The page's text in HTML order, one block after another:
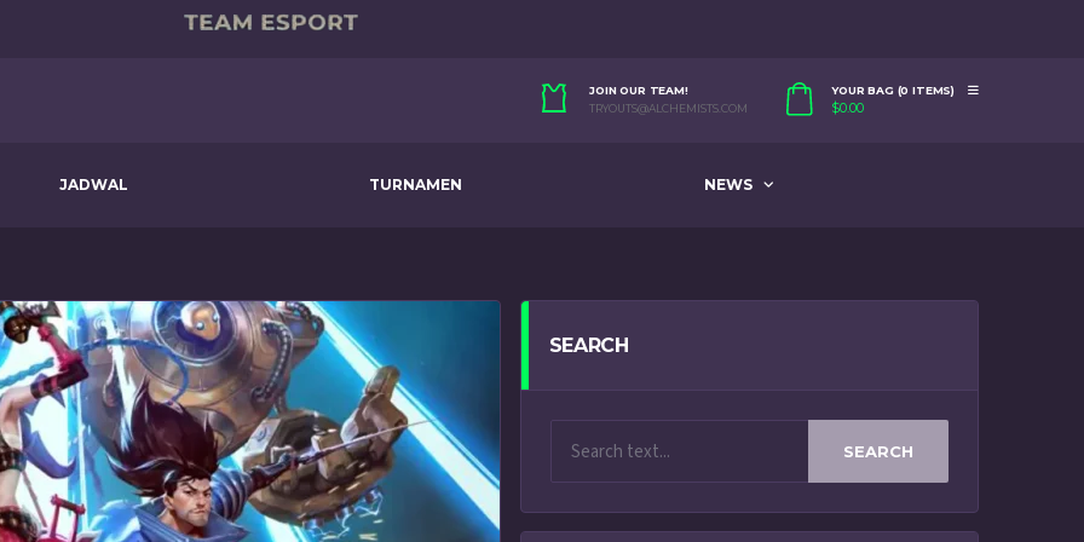
JOIN OUR TEAM!
TRYOUTS@ALCHEMISTS.COM
YOUR BAG (0 ITEMS)
$0.00
JADWAL TURNAMEN NEWS
SEARCH
SEARCH